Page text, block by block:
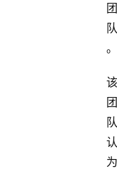
团
队
。
该
团
队
认
为